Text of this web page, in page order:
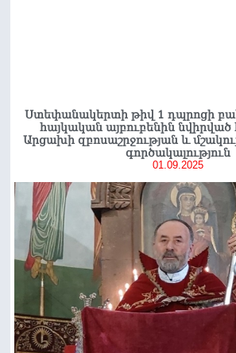
Ստեփանակերտի թիվ 1 դպրոցի
հայկական այբուբենին նվիրված
Արցախի զբոսաշրջության և
գործակալություն
01.09.2025